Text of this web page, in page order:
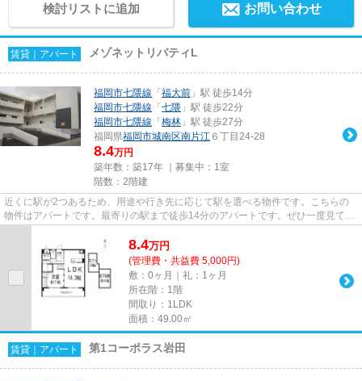
検討リストに追加 お問い合わせ
賃貸｜アパート メゾネットリバティL
福岡市七隈線 「 福大前 」駅 徒歩14分
福岡市七隈線 「 七隈 」駅 徒歩22分
福岡市七隈線 「 梅林 」駅 徒歩27分
福岡県福岡市城南区南片江 ６丁目24-28
8.4万円
築年数：築17年 ｜募集中： 1室
階数：2階建
近くに駅が2つあるため、用途や行き先に応じて駅を選べる物件です。こちらの
物件はアパートです。最寄りの駅まで徒歩14分のアパートです。ぜひ一度見てい
8.4万円
(管理費・共益費 5,000円)
敷：0ヶ月｜礼：1ヶ月
所在階：1階
間取り：1LDK
面積：49.00㎡
賃貸｜アパート 第1コーポラス岩田